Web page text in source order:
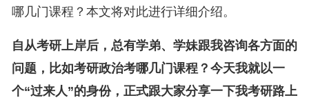
哪几门课程？本文将对此进行详细介绍。
自从考研上岸后，总有学弟、学妹跟我咨询各方面的
问题，比如考研政治考哪几门课程？今天我就以一
个“过来人”的身份，正式跟大家分享一下我考研路上